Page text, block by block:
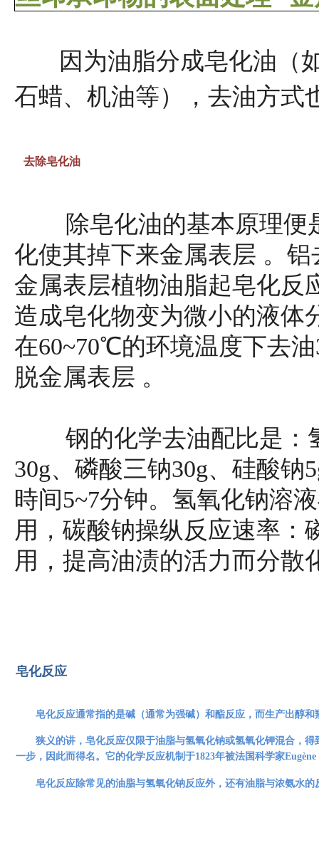
因为油脂分成皂化油（
石蜡、机油等），去油方式
去除皂化油
除皂化油的基本原理便
化使其掉下来金属表层 。
金属表层植物油脂起皂化反
造成皂化物变为微小的液体
在60~70℃的环境温度下去
脱金属表层 。
钢的化学去油配比是：
30g、磷酸三钠30g、硅酸钠
時间5~7分钟。氢氧化钠溶
用，碳酸钠操纵反应速率：
用，提高油渍的活力而分散
皂化反应
皂化反应通常指的是碱 （通常为强碱）和酯反应，而生产出醇和
狭义的讲， 皂化反应仅限于油脂与氢氧化钠或氢氧化钾混合，得
一步，因此而得名。它的化学反应机制于1823年被法国科学家
皂化反应除常见的油脂与氢氧化钠反应外，还有油脂与浓氨水的